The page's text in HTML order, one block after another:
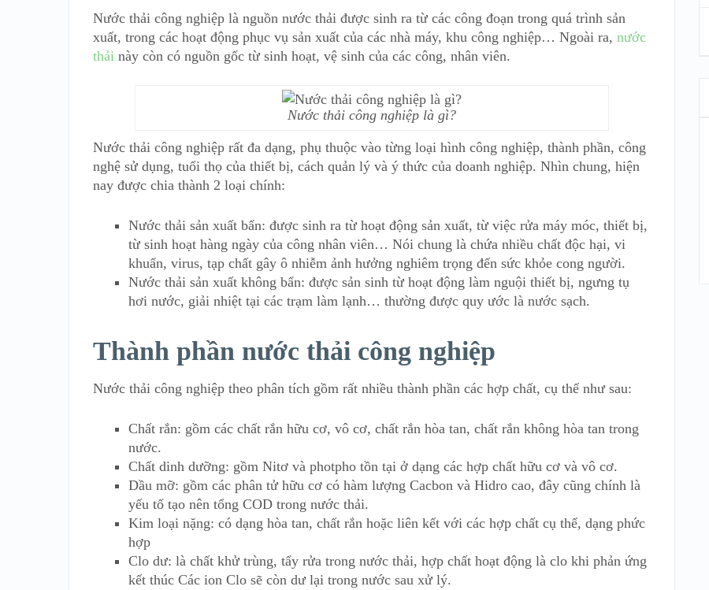
Nước thải công nghiệp là nguồn nước thải được sinh ra từ các công đoạn trong quá trình sản
xuất, trong các hoạt động phục vụ sản xuất của các nhà máy, khu công nghiệp… Ngoài ra, nước
thải này còn có nguồn gốc từ sinh hoạt, vệ sinh của các công, nhân viên.
Nước thải công nghiệp là gì?
Nước thải công nghiệp rất đa dạng, phụ thuộc vào từng loại hình công nghiệp, thành phần, công
nghệ sử dụng, tuổi thọ của thiết bị, cách quản lý và ý thức của doanh nghiệp. Nhìn chung, hiện
nay được chia thành 2 loại chính:
Nước thải sản xuất bẩn: được sinh ra từ hoạt động sản xuất, từ việc rửa máy móc, thiết bị,
từ sinh hoạt hàng ngày của công nhân viên… Nói chung là chứa nhiều chất độc hại, vi
khuẩn, virus, tạp chất gây ô nhiễm ảnh hưởng nghiêm trọng đến sức khỏe cong người.
Nước thải sản xuất không bẩn: được sản sinh từ hoạt động làm nguội thiết bị, ngưng tụ
hơi nước, giải nhiệt tại các trạm làm lạnh… thường được quy ước là nước sạch.
Thành phần nước thải công nghiệp
Nước thải công nghiệp theo phân tích gồm rất nhiều thành phần các hợp chất, cụ thể như sau:
Chất rắn: gồm các chất rắn hữu cơ, vô cơ, chất rắn hòa tan, chất rắn không hòa tan trong
nước.
Chất dinh dưỡng: gồm Nitơ và photpho tồn tại ở dạng các hợp chất hữu cơ và vô cơ.
Dầu mỡ: gồm các phân tử hữu cơ có hàm lượng Cacbon và Hidro cao, đây cũng chính là
yếu tố tạo nên tổng COD trong nước thải.
Kim loại nặng: có dạng hòa tan, chất rắn hoặc liên kết với các hợp chất cụ thể, dạng phức
hợp
Clo dư: là chất khử trùng, tẩy rửa trong nước thải, hợp chất hoạt động là clo khi phản ứng
kết thúc Các ion Clo sẽ còn dư lại trong nước sau xử lý.